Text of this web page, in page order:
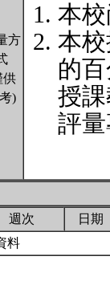
方
供
)
本
本
的
授
評
週次
日期
料